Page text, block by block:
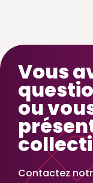
Vous
ou
Contactez